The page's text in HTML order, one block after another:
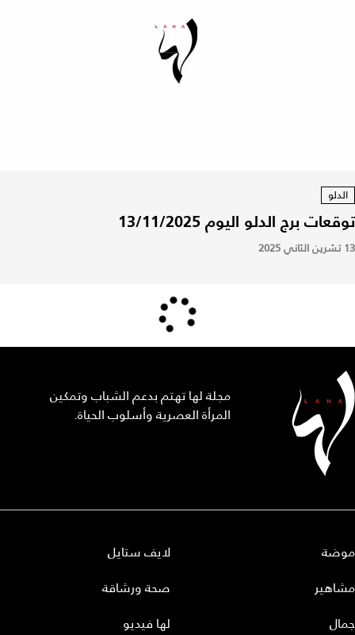
الدلو
توقعات برج الدلو اليوم 13/11/2025
13 تشرين الثاني 2025
مجلة لها تهتم بدعم الشباب وتمكين
المرأة العصرية وأسلوب الحياة.
موضة
مشاهير
جمال
لايف ستايل
صحة ورشاقة
لها فيديو